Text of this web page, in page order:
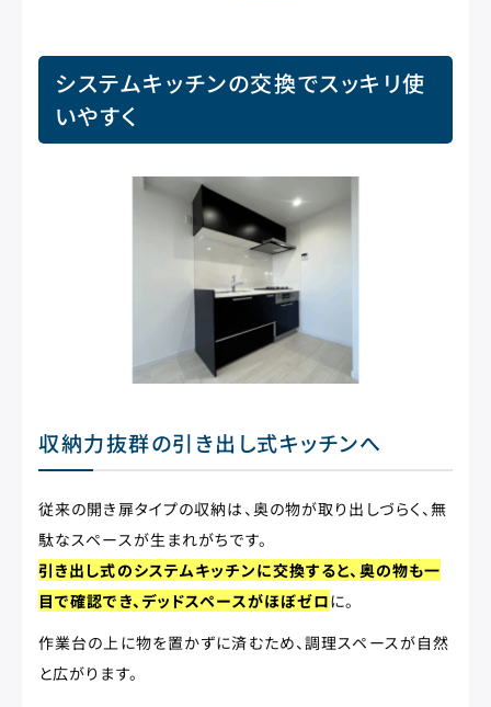
システムキッチンの交換でスッキリ使
いやすく
収納力抜群の引き出し式キッチンへ
従来の開き扉タイプの収納は、奥の物が取り出しづらく、無
駄なスペースが生まれがちです。
引き出し式のシステムキッチンに交換すると、奥の物も一
目で確認でき、デッドスペースがほぼゼロに。
作業台の上に物を置かずに済むため、調理スペースが自然
と広がります。